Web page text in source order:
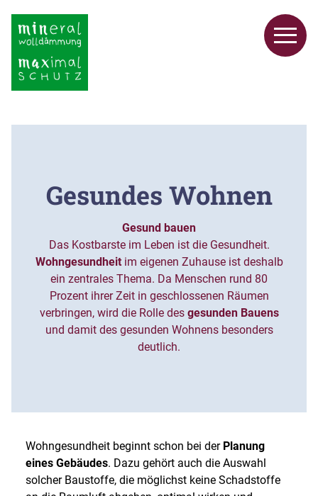
Gesundes Wohnen
Gesund bauen
Das Kostbarste im Leben ist die Gesundheit.
Wohngesundheitim eigenen Zuhause ist deshalb
ein zentrales Thema. Da Menschen rund 80
Prozent ihrer Zeit in geschlossenen Räumen
verbringen, wird die Rolle des gesunden Bauens
und damit des gesunden Wohnens besonders
deutlich.
Wohngesundheit beginnt schon bei der Planung
eines Gebäudes. Dazu gehört auch die Auswahl
solcher Baustoffe, die möglichst keine Schadstoffe